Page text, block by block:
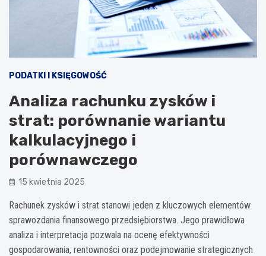
PODATKI I KSIĘGOWOŚĆ
Analiza rachunku zysków i
strat: porównanie wariantu
kalkulacyjnego i
porównawczego
15 kwietnia 2025
Rachunek zysków i strat stanowi jeden z kluczowych elementów
sprawozdania finansowego przedsiębiorstwa. Jego prawidłowa
analiza i interpretacja pozwala na ocenę efektywności
gospodarowania, rentowności oraz podejmowanie strategicznych